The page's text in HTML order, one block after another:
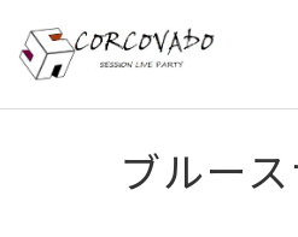
ブルー